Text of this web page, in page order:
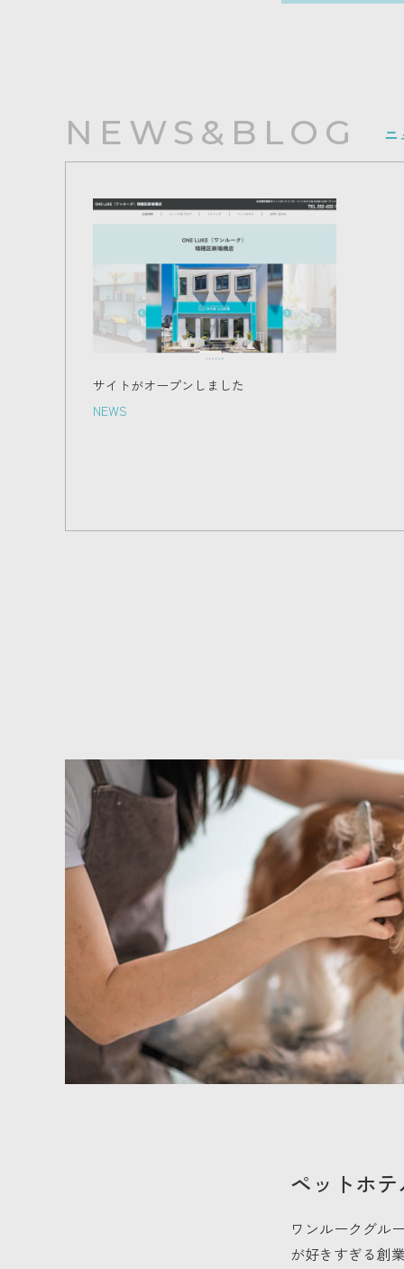
NEWS&BLOG ニ
サイトがオープンしました
NEWS
ペットホ
ワンルークグル
が好きすぎる創